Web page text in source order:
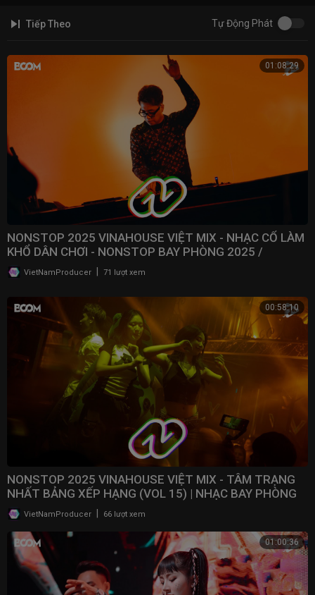
Tiếp Theo Tự Động Phát
01:08:29
NONSTOP 2025 VINAHOUSE VIỆT MIX - NHẠC CỔ LÀM
KHỔ DÂN CHƠI - NONSTOP BAY PHÒNG 2025 /
@NONSTOPVNDJ
VietNamProducer 71 lượt xem
00:58:10
NONSTOP 2025 VINAHOUSE VIỆT MIX - TÂM TRẠNG
NHẤT BẢNG XẾP HẠNG (VOL 15) | NHẠC BAY PHÒNG
2025VietNamProducer 66 lượt xem
01:00:36